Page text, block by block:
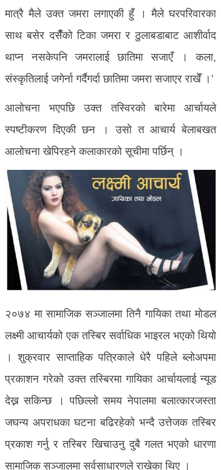
मात्रै मैले उक्त जमरा लगाएकी हुँ । मैले घरपरिवारका
साथ बसेर दसैँको टिका जमरा र ठुलाबडाबाट आशीर्वाद
थाप्न नसकेपनि जमरालाई छातिमा सजाएँ । कला,
संस्कृतिलाई जगेर्ना गर्दैगर्दा छातिमा जमरा सजाएर राखेँ ।’
आलोचना भएपछि उक्त तस्विरको बारेमा आर्चायले
स्पष्टीकरण दिएकी छन । उसो त आचार्य बेलाबखत
आलोचना खेपिरहने कलाकारको सूचीमा पर्छिन् ।
२०७४ मा सामाजिक सञ्जालमा तिनै गायिका तथा मोडल
लक्ष्मी आचार्यको एक तस्बिर सर्वाधिक भाइरल भएको थियो
। शुक्रवार साप्ताहिक पत्रिकाले धेरै पहिले ब्लोअपमा
प्रकाशन गरेको उक्त तस्बिरमा गायिका आर्चायलाई न्यूड
देख्न सकिन्छ । पछिल्लो समय नेपालमा बलात्कारजस्ता
जघन्य अपराधका घटना बढिरहेको भन्दै उत्तेजक तस्बिर
प्रकाश गर्नु र तस्बिर खिचाउनु दुबै गलत भएको धारणा
सामाजिक सञ्जालमा सर्वसाधारणले राखेका थिए ।